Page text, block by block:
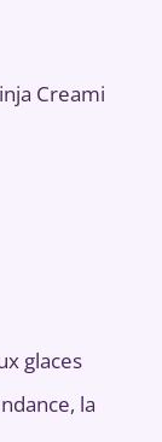
Creami
glaces
la